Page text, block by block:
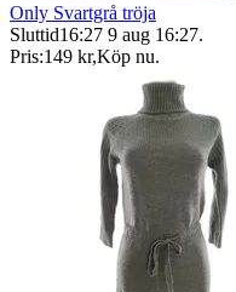
Only Svartgrå tröja
Sluttid16:27 9 aug 16:27.
Pris:149 kr,Köp nu.